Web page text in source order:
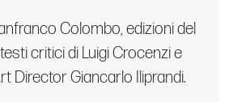
Colombo, edizioni del
critici di Luigi Crocenzi e
Director Giancarlo Iliprandi.